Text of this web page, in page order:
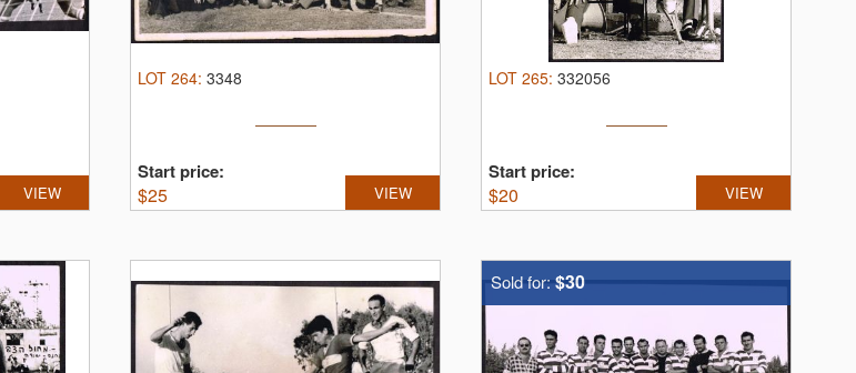
VIEW
LOT 264: 3348
Start price:
$25 VIEW
LOT 265: 332056
Start price:
$20 VIEW
Sold for: $30